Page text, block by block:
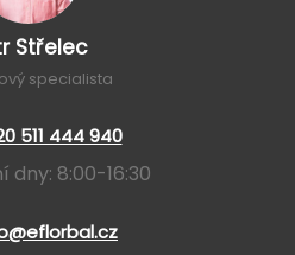
Střelec
specialista
511 444 940
dny: 8:00-16:30